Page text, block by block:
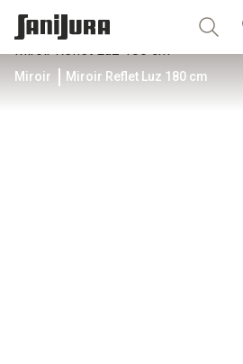
Miroir Miroir Reflet Luz 180 cm